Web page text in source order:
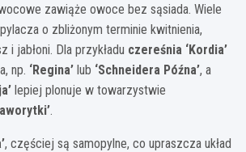
zawiąże owoce bez sąsiada. Wiele
o zbliżonym terminie kwitnienia,
i jabłoni. Dla przykładu czereśnia ‘Kordia’
np. ‘Regina’ lub ‘Schneidera Późna’, a
lepiej plonuje w towarzystwie
.
, częściej są samopylne, co upraszcza układ